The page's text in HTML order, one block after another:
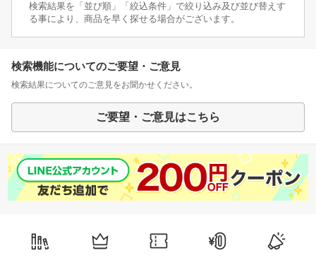
検索結果を「並び順」「絞込条件」で絞り込み及び並び替えす
る事により、商品を早く探せる場合がございます。
検索機能についてのご要望・ご意見
検索結果についてのご意見をお聞かせください。
ご要望・ご意見はこちら